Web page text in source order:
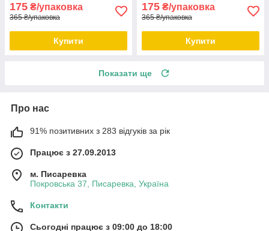
175 ₴/упаковка
365 ₴/упаковка
Купити
175 ₴/упаковка
365 ₴/упаковка
Купити
Показати ще
Про нас
91% позитивних з 283 відгуків за рік
Працює з 27.09.2013
м. Писаревка
Покровська 37, Писаревка, Україна
Контакти
Сьогодні працює з 09:00 до 18:00